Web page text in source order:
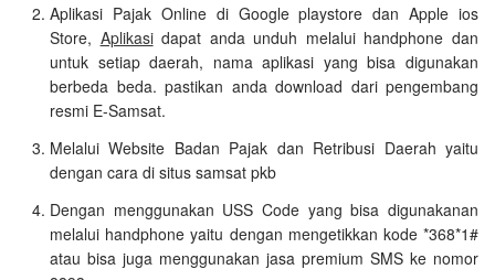
Aplikasi Pajak Online di Google playstore dan Apple ios
Store, Aplikasidapat anda unduh melalui handphone dan
untuk setiap daerah, nama aplikasi yang bisa digunakan
berbeda beda. pastikan anda download dari pengembang
resmi E-Samsat.
Melalui Website Badan Pajak dan Retribusi Daerah yaitu
dengan cara di situs samsat pkb
Dengan menggunakan USS Code yang bisa digunakanan
melalui handphone yaitu dengan mengetikkan kode *368*1#
atau bisa juga menggunakan jasa premium SMS ke nomor